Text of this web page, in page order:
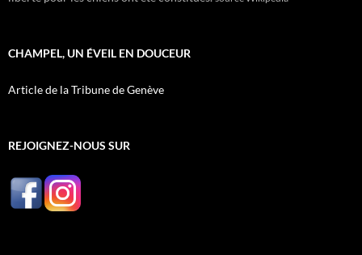
CHAMPEL, UN ÉVEIL EN DOUCEUR
Article de la Tribune de Genève
REJOIGNEZ-NOUS SUR